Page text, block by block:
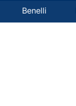
Benelli